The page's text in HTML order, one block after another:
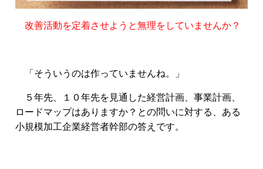
改善活動を定着させようと無理をしていませんか？
「そういうのは作っていませんね。」
５年先、１０年先を見通した経営計画、事業計画、
ロードマップはありますか？との問いに対する、ある
小規模加工企業経営者幹部の答えです。